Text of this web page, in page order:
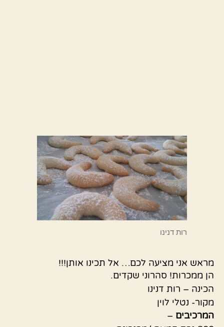
רות דנינו
מראש אני מציעה לכם… אל תכינו אותן!!!
הן ממכרות! סהרוני שקדים.
הכינה – רות דנינו
מקור- נטלי לוין
המרכיבים –